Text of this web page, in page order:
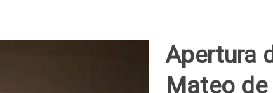
Apertura
Mateo